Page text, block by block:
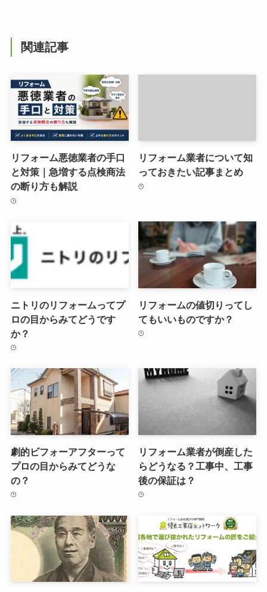
関連記事
リフォーム悪徳業者の手口
と対策｜急増する点検商法
の断り方も解説
リフォーム業者について知
っておきたい記事まとめ
ニトリのリフォームってプ
ロの目からみてどうです
か？
リフォームの値切りってし
てもいいものですか？
劇的ビフォーアフターって
プロの目からみてどうな
の？
リフォーム業者が倒産した
らどうなる？工事中、工事
後の保証は？